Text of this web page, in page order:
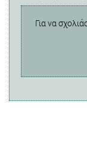
Για να